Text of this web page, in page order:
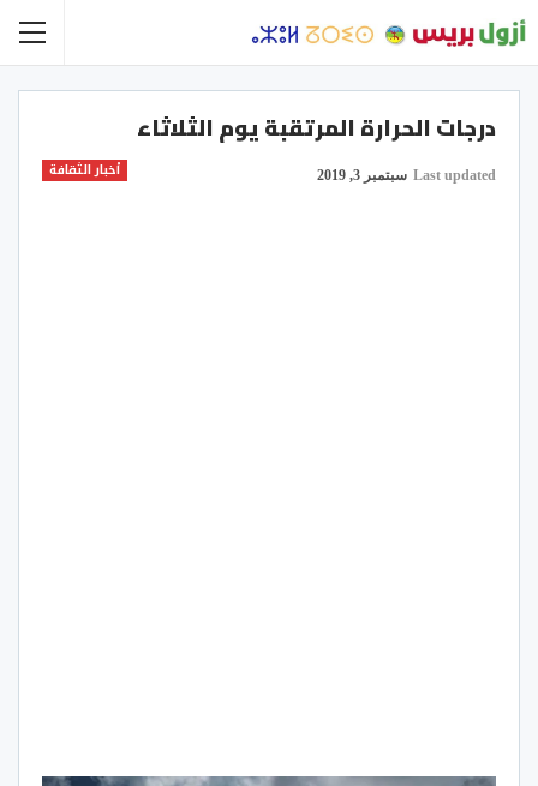
درجات الحرارة المرتقبة يوم الثلاثاء
أخبار الثقافة Last updated سبتمبر 3, 2019